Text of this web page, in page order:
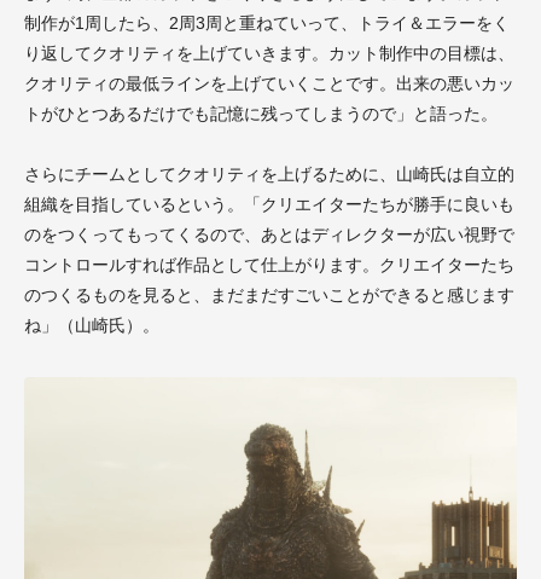
制作が1周したら、2周3周と重ねていって、トライ＆エラーをく
り返してクオリティを上げていきます。カット制作中の目標は、
クオリティの最低ラインを上げていくことです。出来の悪いカッ
トがひとつあるだけでも記憶に残ってしまうので」と語った。
さらにチームとしてクオリティを上げるために、山崎氏は自立的
組織を目指しているという。「クリエイターたちが勝手に良いも
のをつくってもってくるので、あとはディレクターが広い視野で
コントロールすれば作品として仕上がります。クリエイターたち
のつくるものを見ると、まだまだすごいことができると感じます
ね」（山崎氏）。